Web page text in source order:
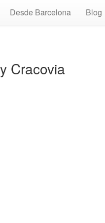
Desde Barcelona Blog
Cracovia